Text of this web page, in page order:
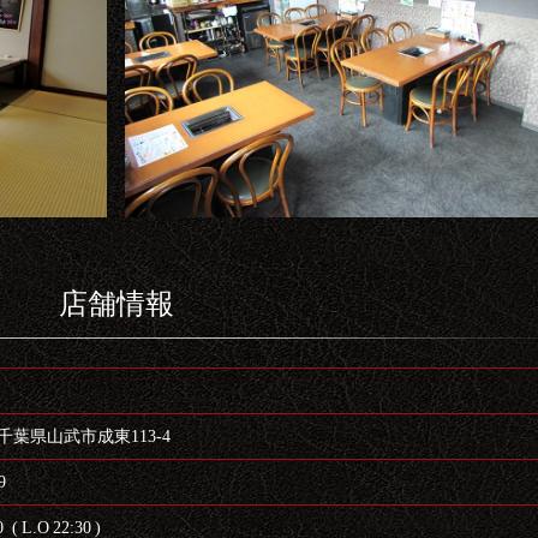
店舗情報
葉県山武市成東113-4
( L.O 22:30 )